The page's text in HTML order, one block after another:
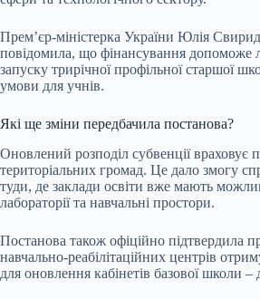
Прем’єр-міністерка України Юлія
повідомила, що фінансування допоможе
запуску трирічної профільної старшої
умови для учнів.
Які ще зміни передбачила постанова?
Оновлений розподіл субвенції враховує
територіальних громад. Це дало змогу
туди, де заклади освіти вже мають
лабораторії та навчальні простори.
Постанова також офіційно підтвердила
навчально-реабілітаційних центрів
для оновлення кабінетів базової школи –